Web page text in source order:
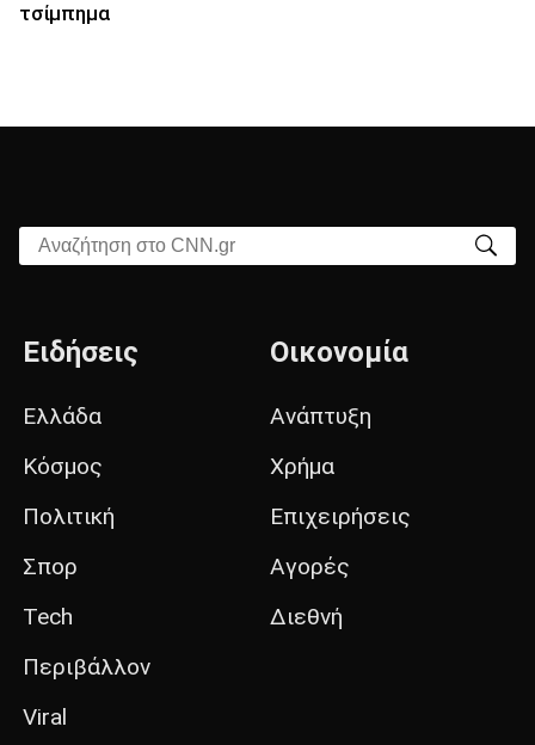
τσίμπημα
Αναζήτηση στο CNN.gr
Ειδήσεις
Ελλάδα
Κόσμος
Πολιτική
Σπορ
Tech
Περιβάλλον
Viral
Οικονομία
Ανάπτυξη
Χρήμα
Επιχειρήσεις
Αγορές
Διεθνή